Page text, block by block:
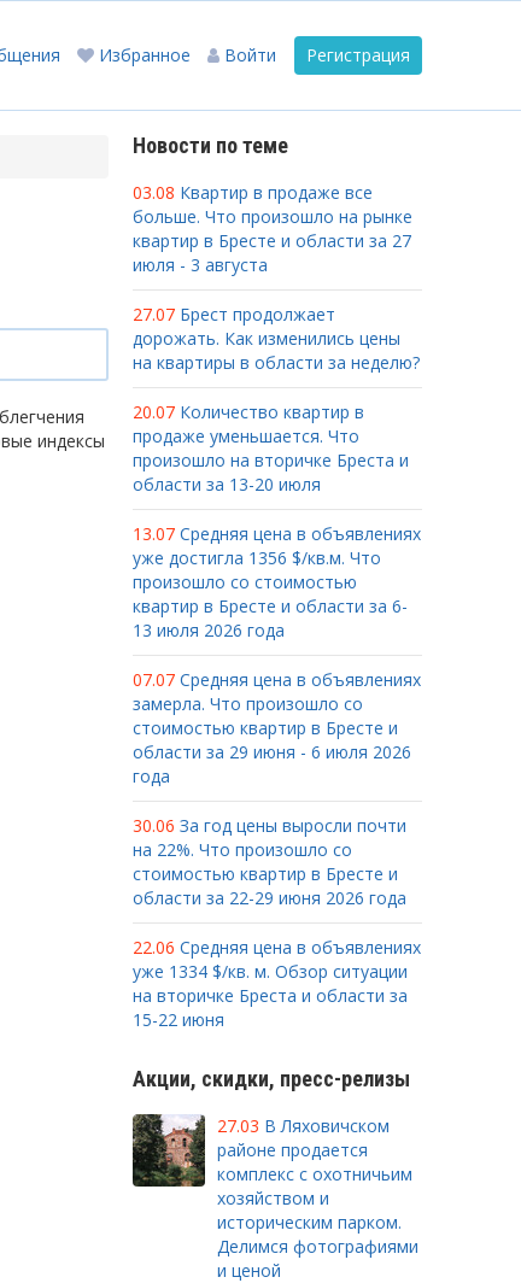
Регистрация
Войти
Избранное
индексы
Новости по теме
03.08 Квартир в продаже все
больше. Что произошло на рынке
квартир в Бресте и области за 27
июля - 3 августа
27.07 Брест продолжает
дорожать. Как изменились цены
на квартиры в области за неделю?
20.07 Количество квартир в
продаже уменьшается. Что
произошло на вторичке Бреста и
области за 13-20 июля
13.07 Средняя цена в объявлениях
уже достигла 1356 $/кв.м. Что
произошло со стоимостью
квартир в Бресте и области за 6-
13 июля 2026 года
07.07 Средняя цена в объявлениях
замерла. Что произошло со
стоимостью квартир в Бресте и
области за 29 июня - 6 июля 2026
года
30.06 За год цены выросли почти
на 22%. Что произошло со
стоимостью квартир в Бресте и
области за 22-29 июня 2026 года
22.06 Средняя цена в объявлениях
уже 1334 $/кв. м. Обзор ситуации
на вторичке Бреста и области за
15-22 июня
Акции, скидки, пресс-релизы
27.03 В Ляховичском
районе продается
комплекс с охотничьим
хозяйством и
историческим парком.
Делимся фотографиями
и ценой